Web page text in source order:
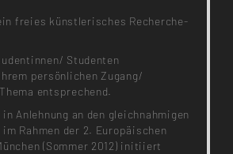
freies künstlerisches Recherche-
Studenten
persönlichen Zugang/
entsprechend.
Anlehnung an den gleichnahmigen
Rahmen der 2. Europäischen
(Sommer 2012) initiiert